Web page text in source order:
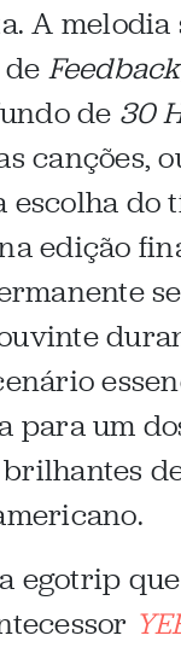
A melodia
Feedback
de 30
canções,
escolha
edição
para um
egotrip